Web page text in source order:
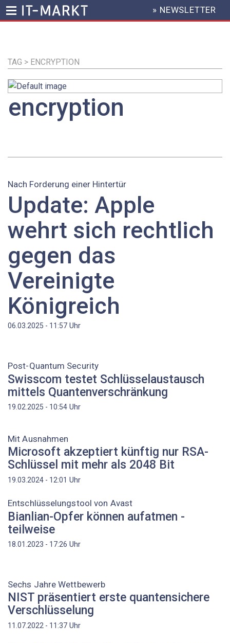
Inhalt
HEADER
MENU
» NEWSLETTER
TAG > ENCRYPTION
encryption
Nach Forderung einer Hintertür
Update: Apple
wehrt sich rechtlich
gegen das
Vereinigte
Königreich
06.03.2025 - 11:57 Uhr
Post-Quantum Security
Swisscom testet Schlüsselaustausch
mittels Quantenverschränkung
19.02.2025 - 10:54 Uhr
Mit Ausnahmen
Microsoft akzeptiert künftig nur RSA-
Schlüssel mit mehr als 2048 Bit
19.03.2024 - 12:01 Uhr
Entschlüsselungstool von Avast
Bianlian-Opfer können aufatmen -
teilweise
18.01.2023 - 17:26 Uhr
Sechs Jahre Wettbewerb
NIST präsentiert erste quantensichere
Verschlüsselung
11.07.2022 - 11:37 Uhr